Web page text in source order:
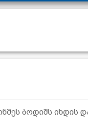
ბოდიშს იხდის